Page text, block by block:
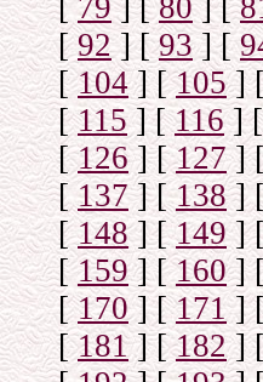
[79] [80] [
[92] [93] [
[104] [105]
[115] [116]
[126] [127]
[137] [138]
[148] [149]
[159] [160]
[170] [171]
[181] [182]